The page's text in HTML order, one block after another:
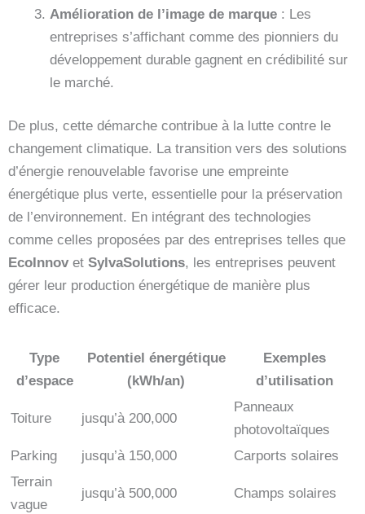
Amélioration de l’image de marque : Les
entreprises s’affichant comme des pionniers du
développement durable gagnent en crédibilité sur
le marché.
De plus, cette démarche contribue à la lutte contre le
changement climatique. La transition vers des solutions
d’énergie renouvelable favorise une empreinte
énergétique plus verte, essentielle pour la préservation
de l’environnement. En intégrant des technologies
comme celles proposées par des entreprises telles que
EcoInnovet SylvaSolutions, les entreprises peuvent
gérer leur production énergétique de manière plus
efficace.
Type
d’espace
Potentiel énergétique
(kWh/an)
Exemples
d’utilisation
Toiture jusqu’à 200,000
Panneaux
photovoltaïques
Parking
jusqu’à 150,000
Carports solaires
Terrain
vague
jusqu’à 500,000 Champs solaires